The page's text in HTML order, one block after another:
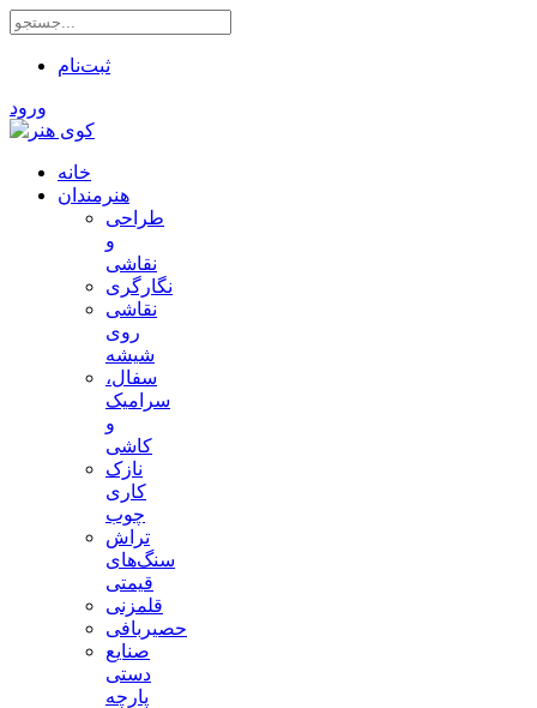
ثبت‌نام
ورود
خانه
هنرمندان
طراحی
و
نقاشی
نگارگری
نقاشی
روی
شیشه
سفال،
سرامیک
و
کاشی
نازک
کاری
چوب
تراش
سنگ‌های
قیمتی
قلمزنی
حصیربافی
صنایع
دستی
پارچه